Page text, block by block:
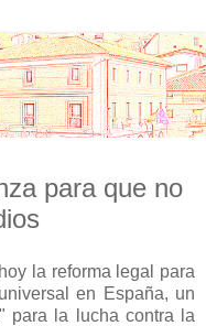
para que no
la reforma legal para
en España, un
para la lucha contra la